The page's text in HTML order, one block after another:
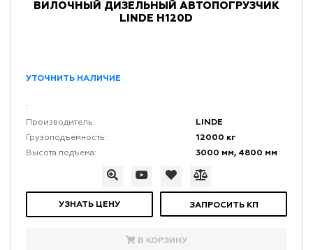
ВИЛОЧНЫЙ ДИЗЕЛЬНЫЙ АВТОПОГРУЗЧИК
LINDE H120D
УТОЧНИТЬ НАЛИЧИЕ
:
Производитель:
LINDE
Грузоподъемность: 12000 кг
Высота подъема: 3000 мм, 4800 мм
УЗНАТЬ ЦЕНУ ЗАПРОСИТЬ КП
В КОРЗИНУ